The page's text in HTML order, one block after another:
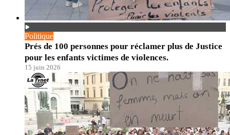
Politique
Prés de 100 personnes pour réclamer plus de Justice
pour les enfants victimes de violences.
15 juin 2026